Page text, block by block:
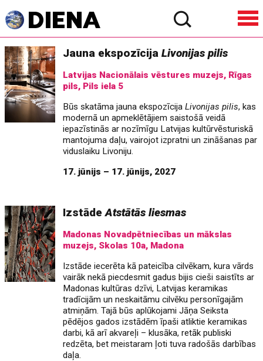
Jauna ekspozīcija Livonijas pilis
Latvijas Nacionālais vēstures muzejs, Rīgas
pils, Pils iela 5
Būs skatāma jauna ekspozīcija Livonijas pilis, kas
modernā un apmeklētājiem saistošā veidā
iepazīstinās ar nozīmīgu Latvijas kultūrvēsturiskā
mantojuma daļu, vairojot izpratni un zināšanas par
viduslaiku Livoniju.
17. jūnijs – 17. jūnijs, 2027
IzstādeAtstātās liesmas
Madonas Novadpētniecības un mākslas
muzejs, Skolas 10a, Madona
Izstāde iecerēta kā pateicība cilvēkam, kura vārds
vairāk nekā piecdesmit gadus bijis cieši saistīts ar
Madonas kultūras dzīvi, Latvijas keramikas
tradīcijām un neskaitāmu cilvēku personīgajām
atmiņām. Tajā būs aplūkojami Jāņa Seiksta
pēdējos gados izstādēm īpaši atliktie keramikas
darbi, kā arī akvareļi – klusāka, retāk publiski
redzēta, bet meistaram ļoti tuva radošās darbības
daļa.